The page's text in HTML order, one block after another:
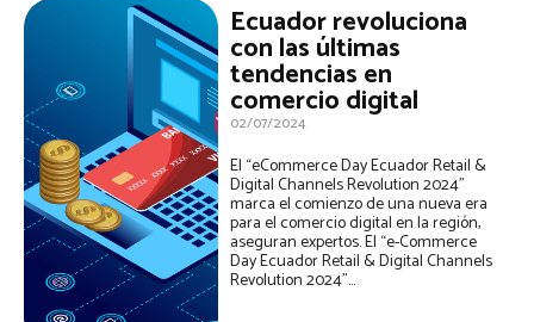
Ecuador revoluciona
con las últimas
tendencias en
comercio digital
02/07/2024
El “eCommerce Day Ecuador Retail &
Digital Channels Revolution 2024”
marca el comienzo de una nueva era
para el comercio digital en la región,
aseguran expertos. El “e-Commerce
Day Ecuador Retail & Digital Channels
Revolution 2024”...